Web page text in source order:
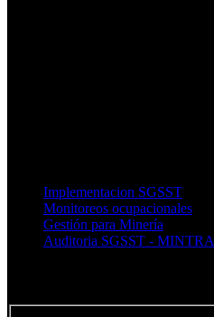
Implementacion SGSST
Monitoreos ocupacionales
Gestión para Minería
Auditoria SGSST - MINTRA